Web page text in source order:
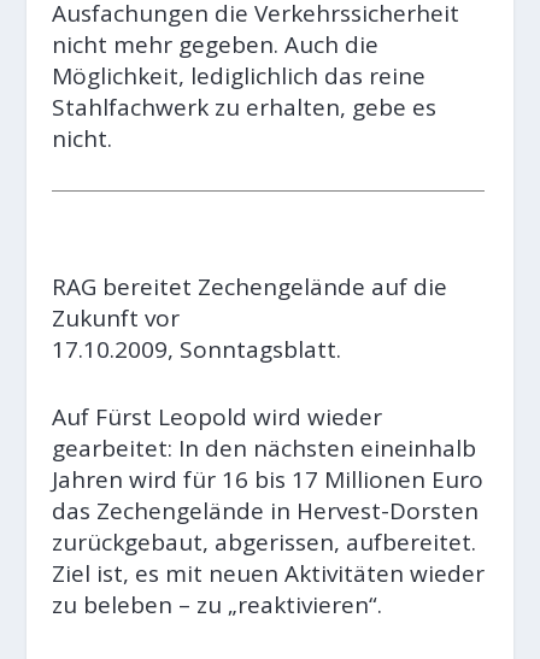
Ausfachungen die Verkehrssicherheit
nicht mehr gegeben. Auch die
Möglichkeit, lediglichlich das reine
Stahlfachwerk zu erhalten, gebe es
nicht.
RAG bereitet Zechengelände auf die
Zukunft vor
17.10.2009, Sonntagsblatt.
Auf Fürst Leopold wird wieder
gearbeitet: In den nächsten eineinhalb
Jahren wird für 16 bis 17 Millionen Euro
das Zechengelände in Hervest-Dorsten
zurückgebaut, abgerissen, aufbereitet.
Ziel ist, es mit neuen Aktivitäten wieder
zu beleben – zu „reaktivieren“.